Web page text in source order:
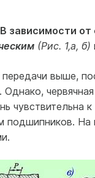
В зависимости
(Рис. 1,а, б)
выше,
чувствительна
На